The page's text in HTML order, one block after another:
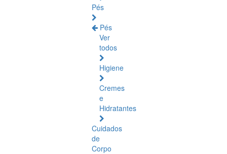
Pés
Pés
Ver
todos
Higiene
Cremes
e
Hidratantes
Cuidados
de
Corpo